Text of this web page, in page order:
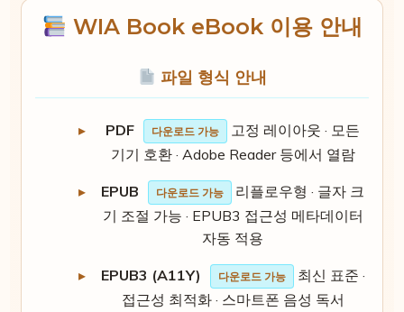
WIA Book eBook 이용 안내
파일 형식 안내
PDF 다운로드 가능
고정 레이아웃 · 모든
기기 호환 · Adobe Reader 등에서 열람
EPUB 다운로드 가능
리플로우형 · 글자 크
기 조절 가능 · EPUB3 접근성 메타데이터
자동 적용
EPUB3 (A11Y) 다운로드 가능
최신 표준 ·
접근성 최적화 · 스마트폰 음성 독서